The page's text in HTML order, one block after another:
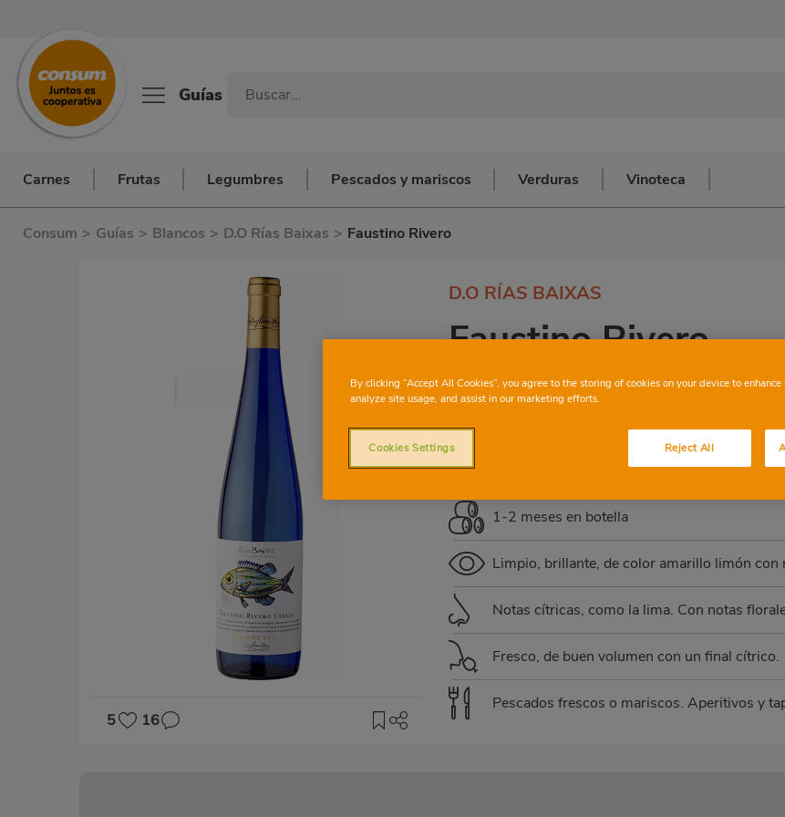
Guías
Carnes Frutas Legumbres Pescados y mariscos Verduras Vinoteca
Consum > Guías > Blancos > D.O Rías Baixas > Faustino Rivero
5 16
D.O RÍAS BAIXAS
Faustino Rivero
1-2 meses en botella
Limpio, brillante, de color amarillo limón con
Notas cítricas, como la lima. Con notas
Fresco, de buen volumen con un final cítrico.
Pescados frescos o mariscos. Aperitivos y
By clicking “Accept All Cookies”, you agree to the storing of cookies on your device to
analyze site usage, and assist in our marketing efforts.
Reject All
Cookies Settings